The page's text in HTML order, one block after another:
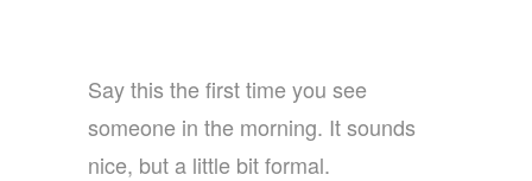
Say this the first time you see
someone in the morning. It sounds
nice, but a little bit formal.